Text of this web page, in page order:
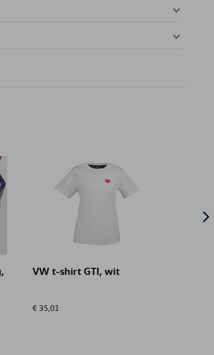
VW t-shirt GTI, wit
€ 35,01